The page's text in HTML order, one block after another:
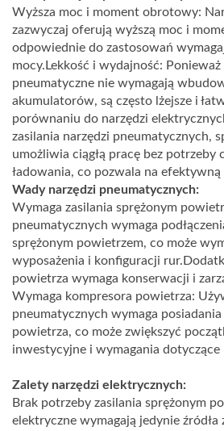
Wyższa moc i moment obrotowy:
zazwyczaj oferują wyższą moc i
odpowiednie do zastosowań
mocy.Lekkość i wydajność: Ponieważ
pneumatyczne nie wymagają
akumulatorów, są często lżejsze i
porównaniu do narzędzi
zasilania narzędzi pneumatycznych,
umożliwia ciągłą pracę bez potrzeby
ładowania, co pozwala na
Wady narzędzi pneumatycznych:
Wymaga zasilania sprężonym
pneumatycznych wymaga
sprężonym powietrzem, co może
wyposażenia i konfiguracji
powietrza wymaga konserwacji i
Wymaga kompresora powietrza:
pneumatycznych wymaga
powietrza, co może zwiększyć
inwestycyjne i wymagania dotyczące
Zalety narzędzi elektrycznych:
Brak potrzeby zasilania sprężonym
elektryczne wymagają jedynie źródła